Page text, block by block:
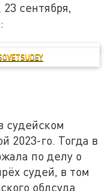
сентября,
судейском
2023-го. Тогда в
по делу о
судей, в том
облсуда